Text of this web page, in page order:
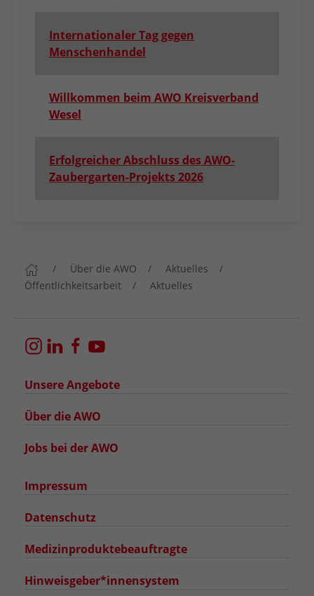
Internationaler Tag gegen
Menschenhandel
Willkommen beim AWO Kreisverband
Wesel
Erfolgreicher Abschluss des AWO-
Zaubergarten-Projekts 2026
Über die AWO
Aktuelles
Öffentlichkeitsarbeit
Aktuelles
Unsere Angebote
Über die AWO
Jobs bei der AWO
Impressum
Datenschutz
Medizinproduktebeauftragte
Hinweisgeber*innensystem